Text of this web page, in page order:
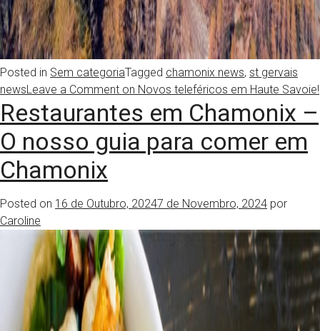
Posted in Sem categoriaTagged chamonix news, st gervais
newsLeave a Comment on Novos teleféricos em Haute Savoie!
Restaurantes em Chamonix –
O nosso guia para comer em
Chamonix
Posted on 16 de Outubro, 20247 de Novembro, 2024 por
Caroline